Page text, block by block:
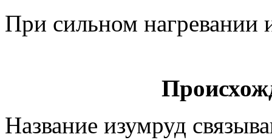
При сильном нагревании
Название изумруд